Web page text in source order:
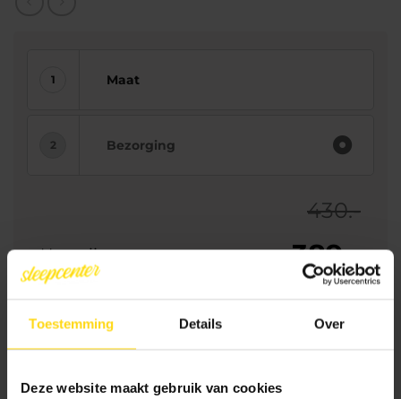
Toestemming Details Over
Deze website maakt gebruik van cookies
Maat
Bezorging
430.-
Uw prijs: 389.-
Toevoegen aan winkelwagen